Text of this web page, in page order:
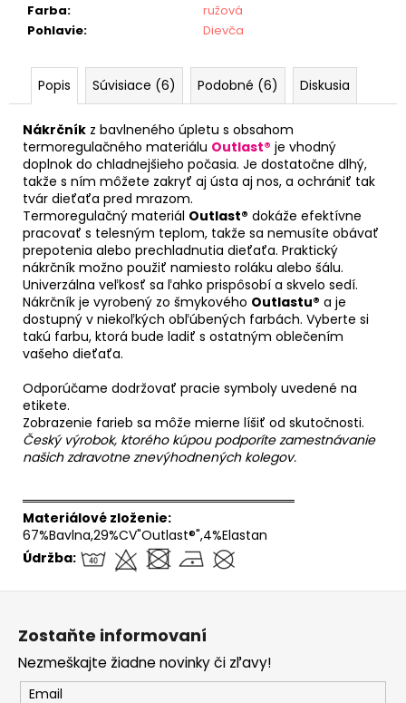
Farba:
ružová
Pohlavie: Dievča
Popis Súvisiace (6) Podobné (6) Diskusia
Nákrčník z bavlneného úpletu s obsahom
termoregulačného materiálu Outlast® je vhodný
doplnok do chladnejšieho počasia. Je dostatočne dlhý,
takže s ním môžete zakryť aj ústa aj nos, a ochrániť tak
tvár dieťaťa pred mrazom.
Termoregulačný materiál Outlast® dokáže efektívne
pracovať s telesným teplom, takže sa nemusíte obávať
prepotenia alebo prechladnutia dieťaťa. Praktický
nákrčník možno použiť namiesto roláku alebo šálu.
Univerzálna veľkosť sa ľahko prispôsobí a skvelo sedí.
Nákrčník je vyrobený zo šmykového Outlastu® a je
dostupný v niekoľkých obľúbených farbách. Vyberte si
takú farbu, ktorá bude ladiť s ostatným oblečením
vašeho dieťaťa.
Odporúčame dodržovať pracie symboly uvedené na
etikete.
Zobrazenie farieb sa môže mierne líšiť od skutočnosti.
Český výrobok, ktorého kúpou podporíte zamestnávanie
našich zdravotne znevýhodnených kolegov.
══════════════════════════════
Materiálové zloženie:
67%Bavlna,29%CV"Outlast®",4%Elastan
Údržba:
Zostaňte informovaní
Nezmeškajte žiadne novinky či zľavy!
Email